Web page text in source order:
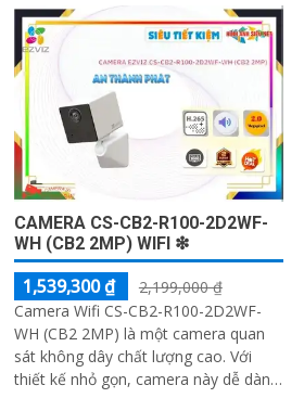
CAMERA CS-CB2-R100-2D2WF-
WH (CB2 2MP) WIFI ❇
1,539,300 ₫
2,199,000 ₫
Camera Wifi CS-CB2-R100-2D2WF-
WH (CB2 2MP) là một camera quan
sát không dây chất lượng cao. Với
thiết kế nhỏ gọn, camera này dễ dàng